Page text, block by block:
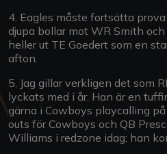
4. Eagles måste fortsätta
djupa bollar mot WR Smith
heller ut TE Goedert som en
afton.
5. Jag gillar verkligen det som
lyckats med i år. Han är en
gärna i Cowboys playcalling
outs för Cowboys och QB
Williams i redzone idag; han